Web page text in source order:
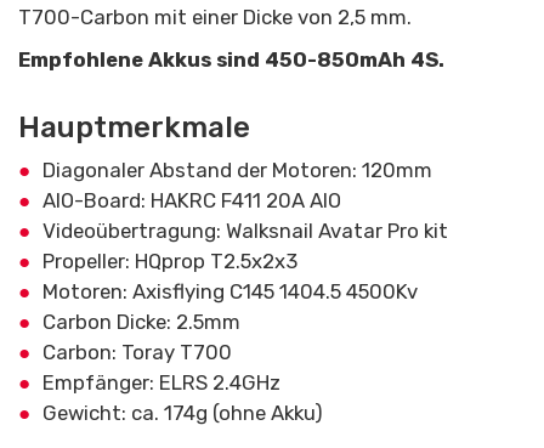
T700-Carbon mit einer Dicke von 2,5 mm.
Empfohlene Akkus sind 450-850mAh 4S.
Hauptmerkmale
Diagonaler Abstand der Motoren: 120mm
AIO-Board: HAKRC F411 20A AIO
Videoübertragung: Walksnail Avatar Pro kit
Propeller: HQprop T2.5x2x3
Motoren: Axisflying C145 1404.5 4500Kv
Carbon Dicke: 2.5mm
Carbon: Toray T700
Empfänger: ELRS 2.4GHz
Gewicht: ca. 174g (ohne Akku)